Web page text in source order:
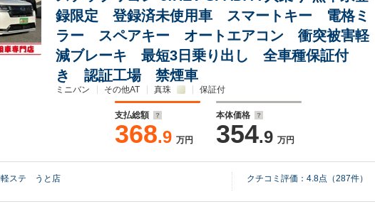
録限定 登録済未使用車 スマートキー 電格ミ
ラー スペアキー オートエアコン 衝突被害軽
減ブレーキ 最短3日乗り出し 全車種保証付
き 認証工場 禁煙車
ミニバン その他AT 真珠 保証付
支払総額
368.9 万円
本体価格
354.9 万円
軽ステ うと店 クチコミ評価： 4.8点（287件）